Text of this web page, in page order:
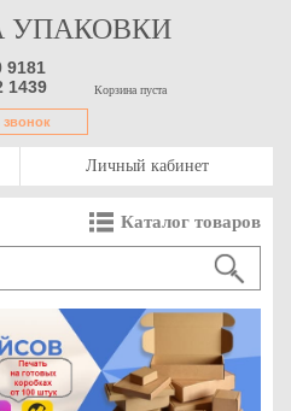
УПАКОВКИ
9181
1439
звонок
Корзина пуста
Личный кабинет
Каталог товаров